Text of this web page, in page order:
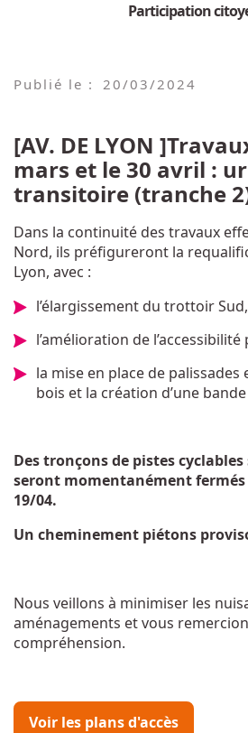
Participation
Publié le : 20/03/2024
[AV. DE LYON
mars et le 30 avril :
transitoire (tranche
Dans la continuité des travaux
Nord, ils préfigureront la
Lyon, avec :
l’élargissement du trottoir Sud,
l’amélioration de l’accessibilité
la mise en place de palissades
bois et la création d’une
Des tronçons de pistes
seront momentanément fermés
19/04.
Un cheminement piétons
Nous veillons à minimiser les
aménagements et vous
compréhension.
Voir les plans d'accès